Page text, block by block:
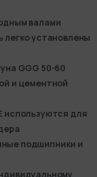
валами
легко установлены
GGG 50-60
и цементной
используются для
подшипники и